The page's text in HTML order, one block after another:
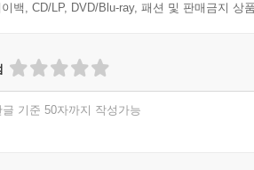
백, CD/LP, DVD/Blu-ray, 패션 및 판매금지 상
글 기준 50자까지 작성가능